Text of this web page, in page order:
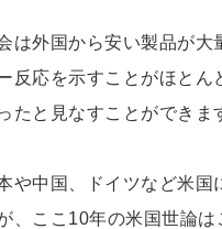
は外国から安い製品が大
応を示すことがほとん
と見なすことができま
や中国、ドイツなど米国
、ここ10年の米国世論は